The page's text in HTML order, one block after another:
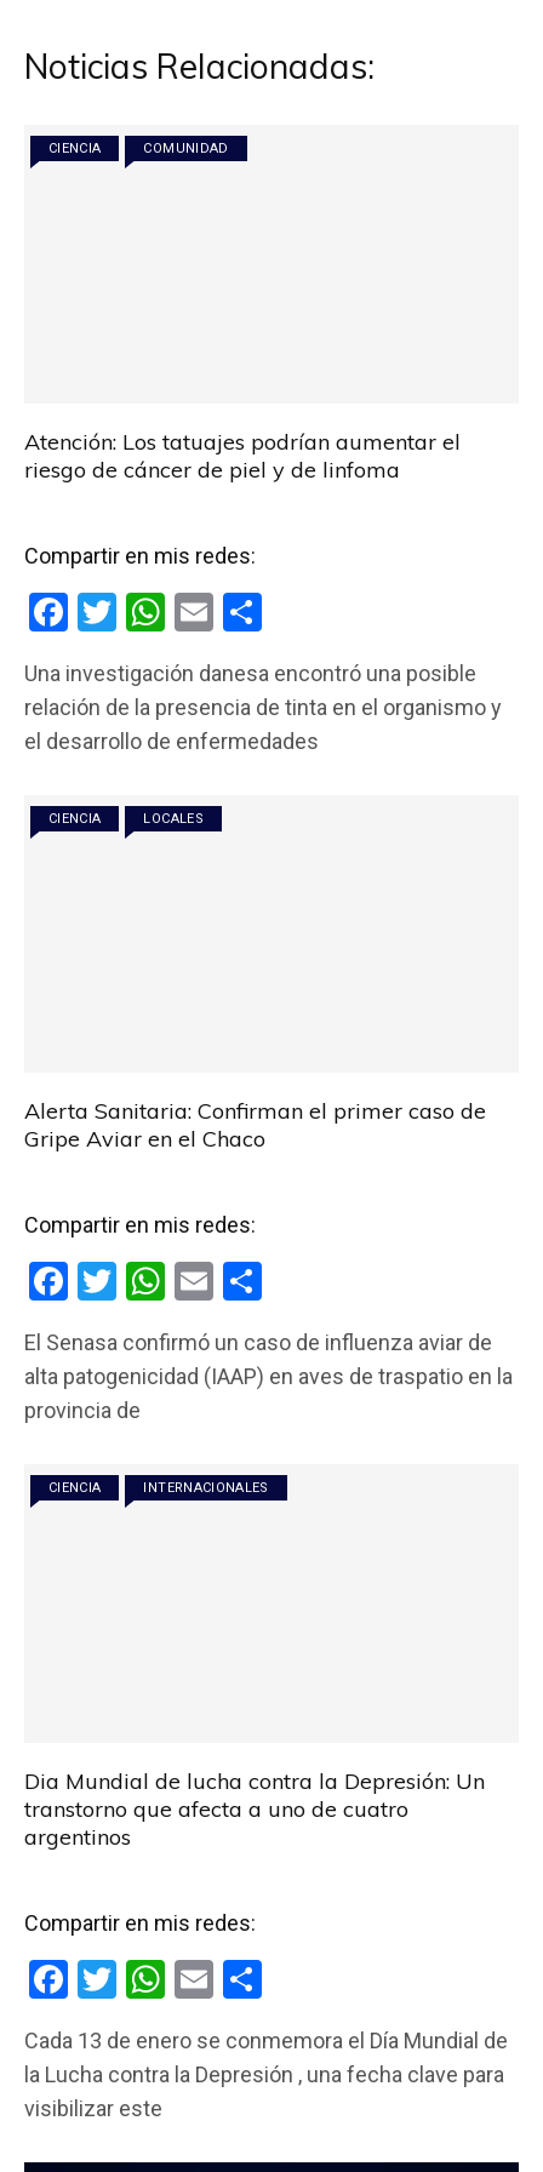
Noticias Relacionadas:
CIENCIA COMUNIDAD
Atención: Los tatuajes podrían aumentar el
riesgo de cáncer de piel y de linfoma
Compartir en mis redes:
F
ce
b
o
k
T
tt
er
W
at
s
p
p
E
ail m
p
Una investigación danesa encontró una posible
relación de la presencia de tinta en el organismo y
el desarrollo de enfermedades
CIENCIA LOCALES
Alerta Sanitaria: Confirman el primer caso de
Gripe Aviar en el Chaco
Compartir en mis redes:
F
ce
b
o
k
T
tt
er
W
at
s
p
p
E
ail m
p
tir
El Senasa confirmó un caso de influenza aviar de
alta patogenicidad (IAAP) en aves de traspatio en la
provincia de
CIENCIA INTERNACIONALES
Dia Mundial de lucha contra la Depresión: Un
transtorno que afecta a uno de cuatro
argentinos
Compartir en mis redes:
F
ce
b
T
tt
er
W
at
s
E
ail m
p
Cada 13 de enero se conmemora el Día Mundial de
la Lucha contra la Depresión , una fecha clave para
visibilizar este